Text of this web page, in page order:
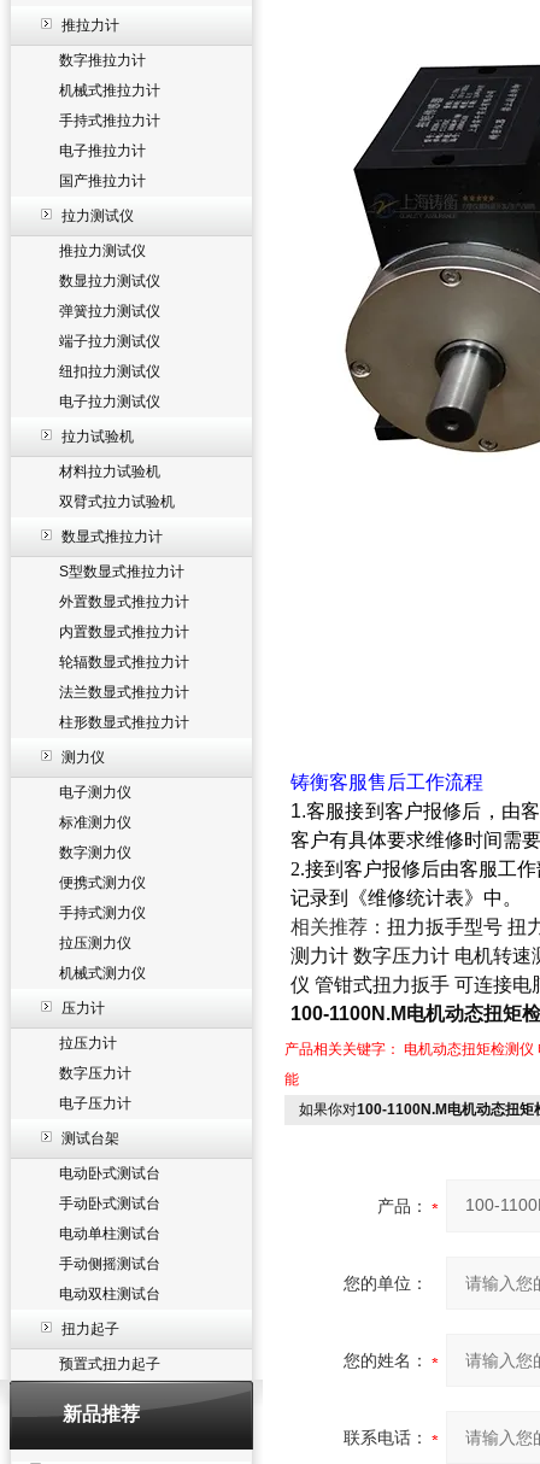
推拉力计
数字推拉力计
机械式推拉力计
手持式推拉力计
电子推拉力计
国产推拉力计
拉力测试仪
推拉力测试仪
数显拉力测试仪
弹簧拉力测试仪
端子拉力测试仪
纽扣拉力测试仪
电子拉力测试仪
拉力试验机
材料拉力试验机
双臂式拉力试验机
数显式推拉力计
S型数显式推拉力计
外置数显式推拉力计
内置数显式推拉力计
轮辐数显式推拉力计
法兰数显式推拉力计
柱形数显式推拉力计
测力仪
电子测力仪
标准测力仪
数字测力仪
便携式测力仪
手持式测力仪
拉压测力仪
机械式测力仪
压力计
拉压力计
数字压力计
电子压力计
测试台架
电动卧式测试台
手动卧式测试台
电动单柱测试台
手动侧摇测试台
电动双柱测试台
扭力起子
预置式扭力起子
新品推荐
铸衡客服售后工作流程
1.客服接到客户报修后，由
客户有具体要求维修时间需
2.接到客户报修后由客服工
记录到《维修统计表》中。
相关推荐： 扭力扳手型号 扭
测力计 数字压力计 电机转速
仪 管钳式扭力扳手 可连接电
100-1100N.M电机动态扭矩
产品相关关键字： 电机动态扭矩检测仪
能
如果你对100-1100N.M电机动态扭矩
产品：
您的单位：
您的姓名：
联系电话：